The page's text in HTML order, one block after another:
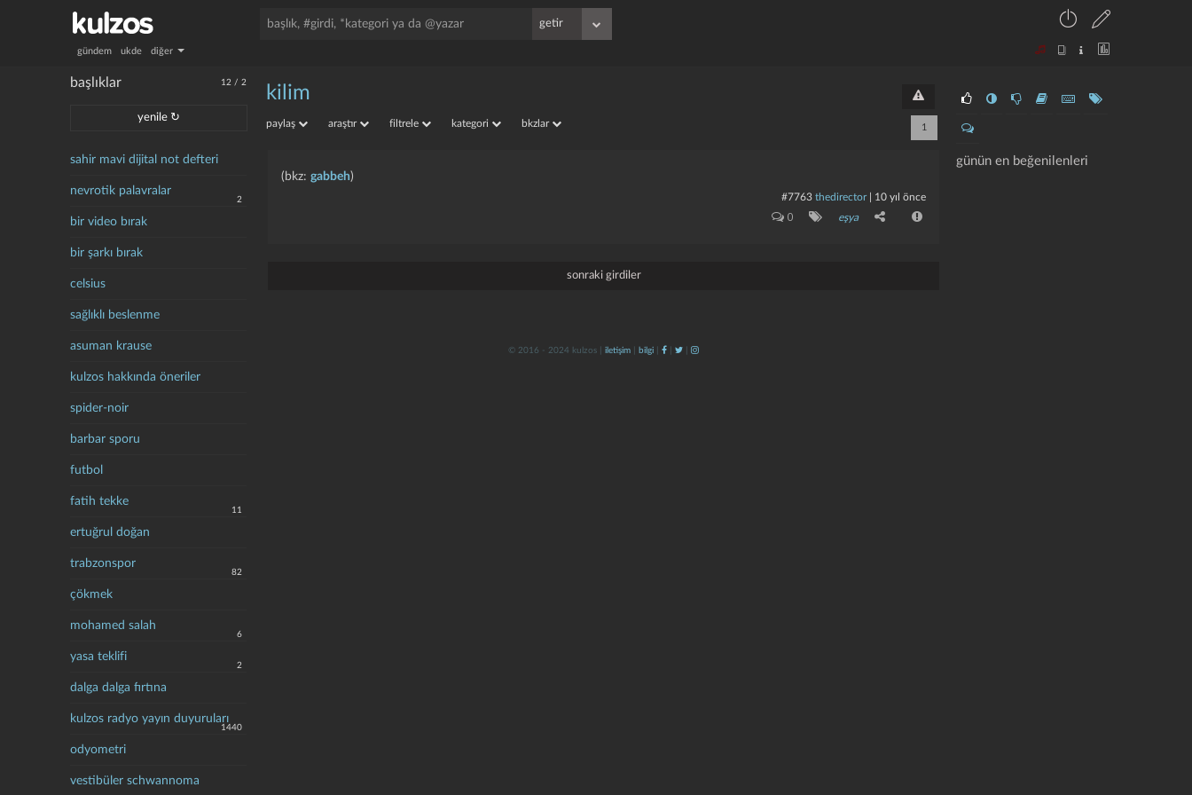
gündem ukde diğer
12 /2
başlıklar
yenile ↻
sahir mavi dijital not defteri
nevrotik palavralar
2
bir video bırak
bir şarkı bırak
celsius
sağlıklı beslenme
asuman krause
kulzos hakkında öneriler
spider-noir
barbar sporu
futbol
fatih tekke
11
ertuğrul doğan
trabzonspor
82
çökmek
mohamed salah
6
yasa teklifi
2
dalga dalga fırtına
kulzos radyo yayın duyuruları
1440
odyometri
vestibüler schwannoma
günün en beğenilenleri
kilim
paylaş araştır filtrele kategori bkzlar 1
(bkz:gabbeh)
#7763 thedirector| 10 yıl önce
0 eşya
sonraki girdiler
© 2016 - 2024 kulzos | iletişim bilgi